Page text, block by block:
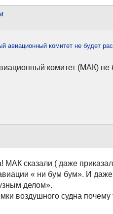
авиационный комитет не будет
комитет (МАК) не
МАК сказали ( даже
« ни бум бум». И
делом».
воздушного судна